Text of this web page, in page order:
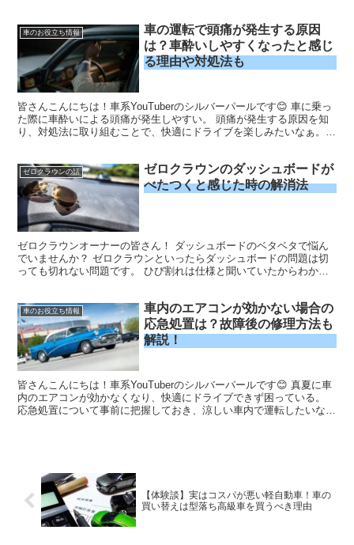
車のお役立ち情報
車の運転で頭痛が発生する原因
は？車酔いしやすくなったと感じ
る理由や対処法も
皆さんこんにちは！車系YouTuberのシルバーパールです😊 車に乗っ
た際に車酔いによる頭痛が発生しやすい。 頭痛が発生する原因を知
り、対処法に取り組むことで、快適にドライブを楽しみたいなぁ。
ゼロクラウンの話
ゼロクラウンのダッシュボードが
べたつくと感じた時の解消法
ゼロクラウンオーナーの皆さん！ ダッシュボードのベタベタで悩ん
でいませんか？ ゼロクラウンといったらダッシュボードの問題は切
っても切れない問題です。 ひび割れは仕様と聞いていたからわかる
済みなのですが、ベタベタはまだ未経験。 もしベタベタ問題に襲わ
れてもすぐ解決できるように信ぴょう性のある情報をネットから集め
て記事にしました。
車のお役立ち情報
車内のエアコンが効かない場合の
応急処置は？故障後の修理方法も
解説！
皆さんこんにちは！車系YouTuberのシルバーパールです😊 真夏に車
内のエアコンが効かなくなり、快適にドライブできず困っている。
応急処置について事前に把握しておき、涼しい車内で運転したいな
【体験談】実はコスパが悪い軽自動車！車の
買い替えは型落ち高級車を買うべき理由